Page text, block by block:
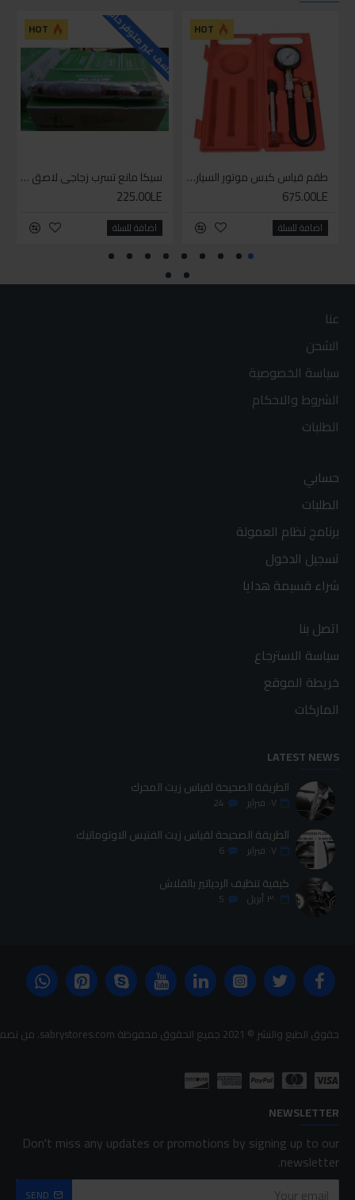
HOT
طقم قياس كبس موتور السياره 3 ق
675.00LE
اضافة للسلة
HOT للاسف غير متوفر حاليا
سيكا مانع تسرب زجاجي لاصق اسود 600 مل
225.00LE
اضافة للسلة
عنا
الشحن
سياسة الخصوصية
الشروط والاحكام
الطلبات
حسابي
الطلبات
برنامج نظام العمولة
تسجيل الدخول
شراء قسيمة هدايا
اتصل بنا
سياسة الاسترجاع
خريطة الموقع
الماركات
LATEST NEWS
الطريقة الصحيحة لقياس زيت المحرك
٠٧ فبراير 24
الطريقة الصحيحة لقياس زيت الفتيس الاوتوماتيك
٠٧ فبراير 6
كيفية تنظيف الردياتير بالفلاش
٣٠ أبريل 5
حقوق الطبع والنشر © 2021 جميع الحقوق محفوظة sabrystores.com. من تصميم-
NEWSLETTER
Don't miss any updates or promotions by signing up to our
newsletter.
SEND